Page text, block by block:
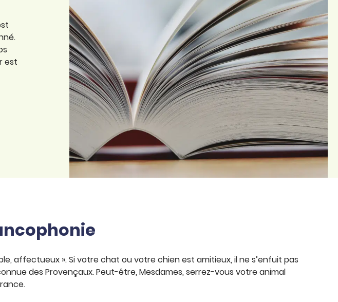
est
affectueux ». Si votre chat ou votre chien est amitieux, il ne s’enfuit pas
des Provençaux. Peut-être, Mesdames, serrez-vous votre animal